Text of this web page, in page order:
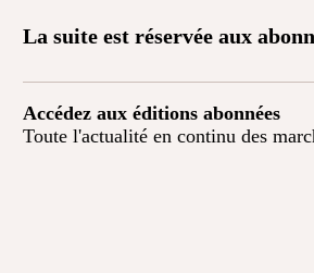
La suite est réservée aux
Accédez aux éditions abonnées
Toute l'actualité en continu des